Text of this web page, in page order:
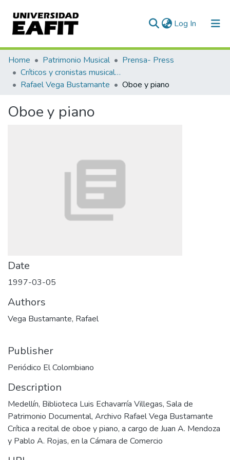
Log In (current)
Communities & Collections
All of DSpace
Home Patrimonio Musical
Prensa- Press
Críticos y cronistas musicales
Rafael Vega Bustamante
Oboe y piano
Oboe y piano
Date
1997-03-05
Authors
Vega Bustamante, Rafael
Publisher
Periódico El Colombiano
Description
Medellín, Biblioteca Luis Echavarría Villegas, Sala de
Patrimonio Documental, Archivo Rafael Vega Bustamante
Crítica a recital de oboe y piano, a cargo de Juan A. Mendoza
y Pablo A. Rojas, en la Cámara de Comercio